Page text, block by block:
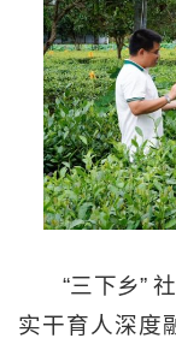
“三下乡”
实干育人深度